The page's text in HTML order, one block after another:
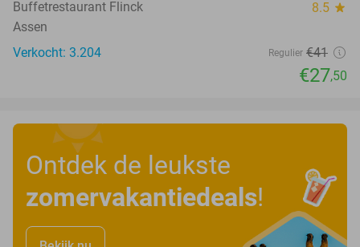
Buffetrestaurant Flinck 8.5 star
Assen
Verkocht: 3.204
Regulier €41
€27,50
Ontdek de leukste
zomervakantiedeals!